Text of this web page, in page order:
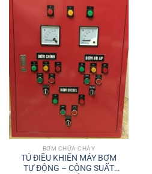
BƠM CHỮA CHÁY
TỦ ĐIỀU KHIỂN MÁY BƠM
TỰ ĐỘNG – CÔNG SUẤT